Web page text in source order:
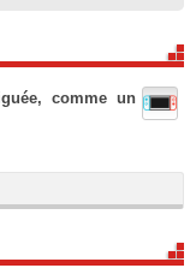
comme un